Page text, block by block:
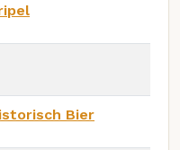
Bier